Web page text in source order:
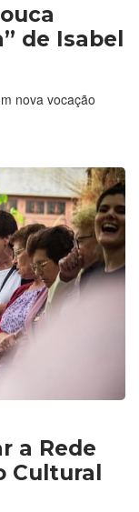
de Isabel
nova vocação
a Rede
Cultural